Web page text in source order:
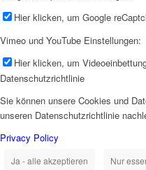
Hier klicken, um Google
Vimeo und YouTube Einstellungen:
Hier klicken, um
Datenschutzrichtlinie
Sie können unsere Cookies und
unseren Datenschutzrichtlinie
Privacy Policy
Ja - alle akzeptieren Nur